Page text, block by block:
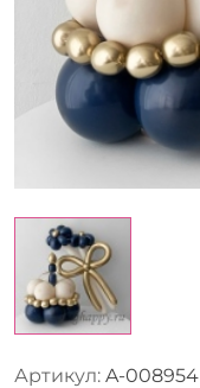
Артикул: A-008954